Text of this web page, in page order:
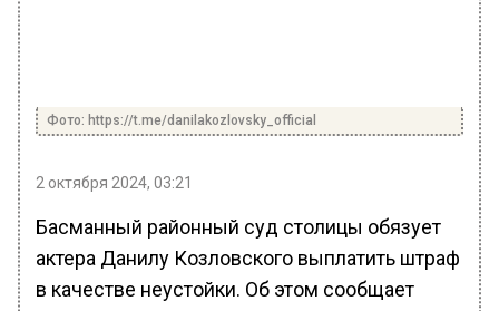
Фото: https://t.me/danilakozlovsky_official
2 октября 2024, 03:21
Басманный районный суд столицы обязует
актера Данилу Козловского выплатить штраф
в качестве неустойки. Об этом сообщает